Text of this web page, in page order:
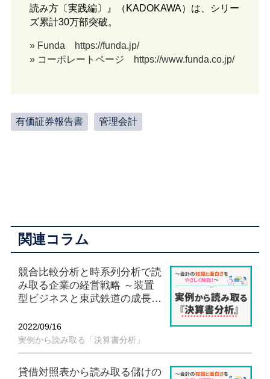
読み方〔実践編〕』（KADOKAWA）は、シリー
ズ累計30万部突破。
» Funda https://funda.jp/
» コーポレートページ https://www.funda.co.jp/
有価証券報告書 管理会計
関連コラム
競合比較分析と時系列分析で読
み取る企業の経営戦略 ～装置
型ビジネスと東武鉄道の成長戦
2022/09/16
実例から読み取る「決算書分析」
貸借対照表から読み取る儲けの